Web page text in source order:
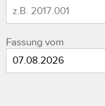
Fassung vom